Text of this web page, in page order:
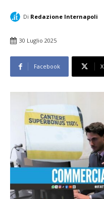
Di Redazione Internapoli
30 Luglio 2025
Facebook X